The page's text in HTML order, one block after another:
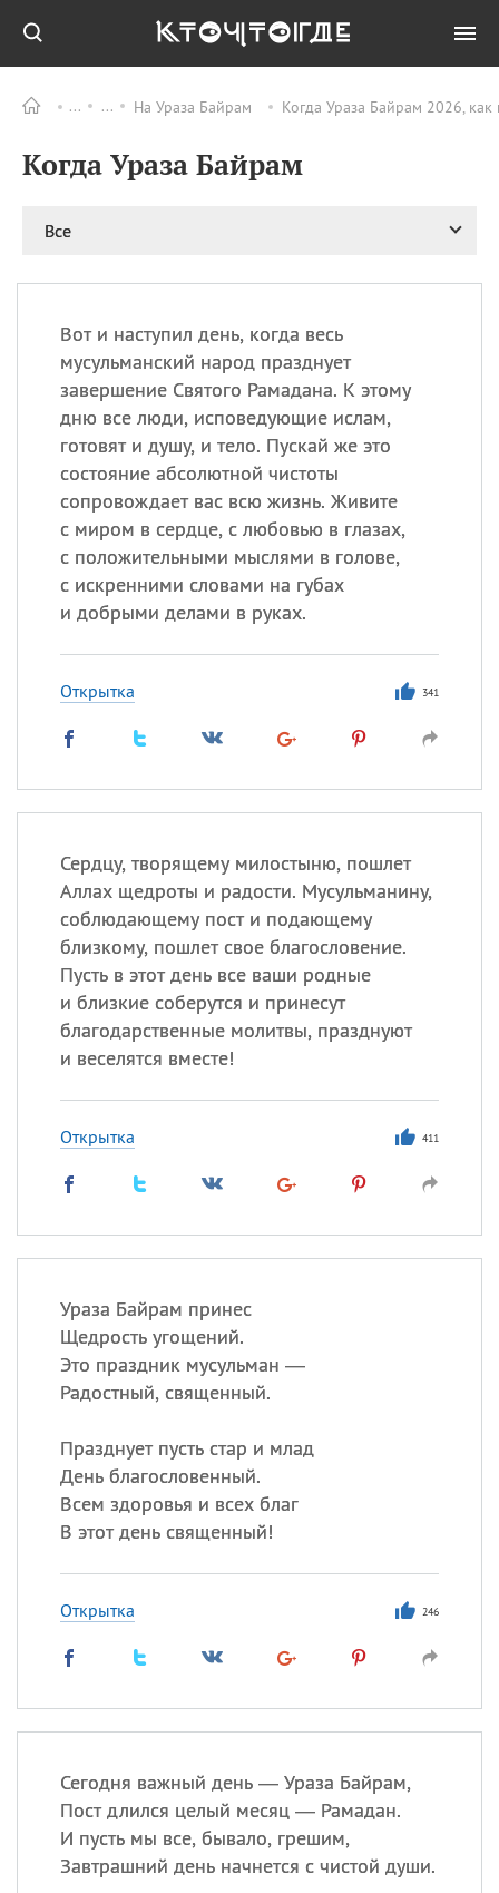
На Ураза Байрам Когда Ураза Байрам 2026,
Когда Ураза Байрам
Все
Вот и наступил день, когда весь
мусульманский народ празднует
завершение Святого Рамадана. К этому
дню все люди, исповедующие ислам,
готовят и душу, и тело. Пускай же это
состояние абсолютной чистоты
сопровождает вас всю жизнь. Живите
с миром в сердце, с любовью в глазах,
с положительными мыслями в голове,
с искренними словами на губах
и добрыми делами в руках.
Открытка 341
Сердцу, творящему милостыню, пошлет
Аллах щедроты и радости. Мусульманину,
соблюдающему пост и подающему
близкому, пошлет свое благословение.
Пусть в этот день все ваши родные
и близкие соберутся и принесут
благодарственные молитвы, празднуют
и веселятся вместе!
Открытка 411
Ураза Байрам принес
Щедрость угощений.
Это праздник мусульман —
Радостный, священный.
Празднует пусть стар и млад
День благословенный.
Всем здоровья и всех благ
В этот день священный!
Открытка 246
Сегодня важный день — Ураза Байрам,
Пост длился целый месяц — Рамадан.
И пусть мы все, бывало, грешим,
Завтрашний день начнется с чистой души.
ПРАЗДНИКИ Все
08.08 День «Счастье
День мира в Аугсбурге
великомученика
Пантелеймона –
покровителя всех
врачей и целителя
больных
09.08
День книголюбов (Book
Lovers Day)
Сегодня празднуют именины
Александр,Макар